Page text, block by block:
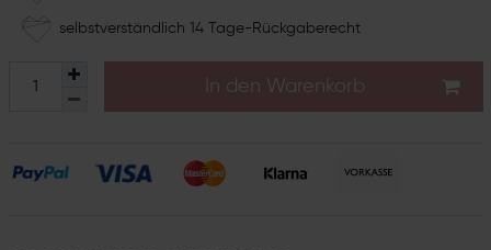
selbstverständlich 14 Tage-Rückgaberecht
In den Warenkorb